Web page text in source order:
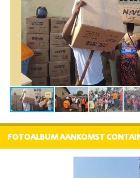
FOTOALBUM AANKOMST